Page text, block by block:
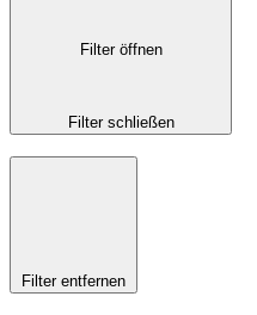
Filter öffnen
Filter schließen
Filter entfernen